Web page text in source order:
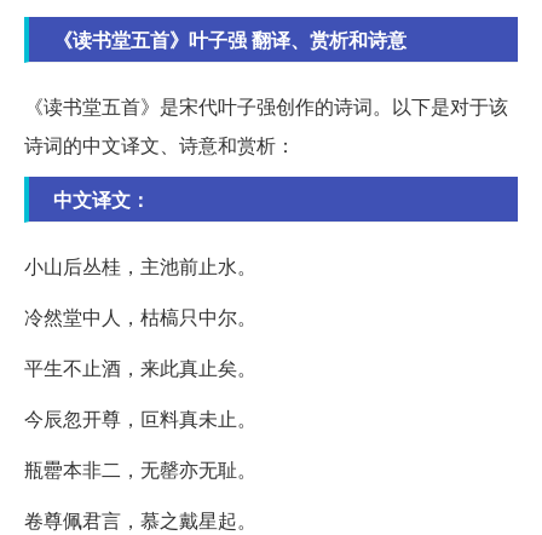
《读书堂五首》叶子强 翻译、赏析和诗意
《读书堂五首》是宋代叶子强创作的诗词。以下是对于该
诗词的中文译文、诗意和赏析：
中文译文：
小山后丛桂，主池前止水。
冷然堂中人，枯槁只中尔。
平生不止酒，来此真止矣。
今辰忽开尊，叵料真未止。
瓶罍本非二，无罄亦无耻。
卷尊佩君言，慕之戴星起。